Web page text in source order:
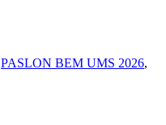
PASLON BEM UMS 2026,